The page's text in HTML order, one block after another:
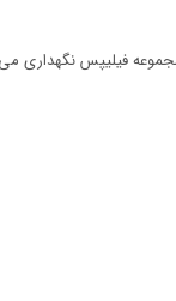
فیلیپس نگهداری